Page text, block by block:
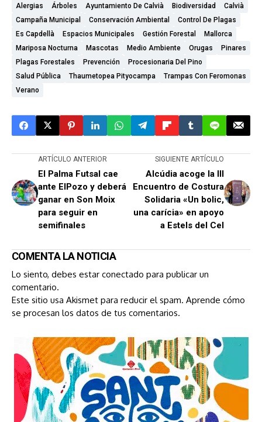
Alergias Árboles Ayuntamiento De Calvià Biodiversidad
Calvià
Campaña Municipal
Conservación Ambiental
Control De Plagas
Es Capdellà
Espacios Municipales Gestión Forestal
Mallorca
Mariposa Nocturna
Mascotas Medio Ambiente Orugas
Pinares
Plagas Forestales
Prevención
Procesionaria Del Pino
Salud Pública
Thaumetopea Pityocampa
Trampas Con Feromonas
Verano
ARTÍCULO ANTERIOR
El Palma Futsal cae
ante ElPozo y deberá
ganar en Son Moix
para seguir en
semifinales
SIGUIENTE ARTÍCULO
Alcúdia acoge la III
Encuentro de Costura
Solidaria «Un bolic,
una carícia» en apoyo
a Estels del Cel
COMENTA LA NOTICIA
Lo siento, debes estar conectado para publicar un
comentario.
Este sitio usa Akismet para reducir el spam. Aprende cómo
se procesan los datos de tus comentarios.